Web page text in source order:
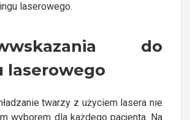
laserowego.
do
laserowego
twarzy z użyciem lasera nie
wyborem dla każdego pacjenta. Na